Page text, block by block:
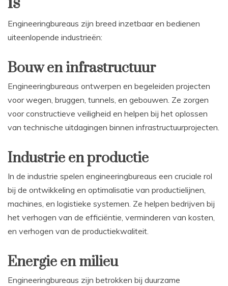
Engineeringbureaus zijn breed inzetbaar en bedienen
uiteenlopende industrieën:
Bouw en infrastructuur
Engineeringbureaus ontwerpen en begeleiden projecten
voor wegen, bruggen, tunnels, en gebouwen. Ze zorgen
voor constructieve veiligheid en helpen bij het oplossen
van technische uitdagingen binnen infrastructuurprojecten.
Industrie en productie
In de industrie spelen engineeringbureaus een cruciale rol
bij de ontwikkeling en optimalisatie van productielijnen,
machines, en logistieke systemen. Ze helpen bedrijven bij
het verhogen van de efficiëntie, verminderen van kosten,
en verhogen van de productiekwaliteit.
Energie en milieu
Engineeringbureaus zijn betrokken bij duurzame